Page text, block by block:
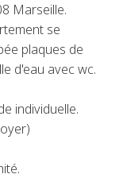
Marseille.
se
plaques de
d'eau avec wc.
individuelle.